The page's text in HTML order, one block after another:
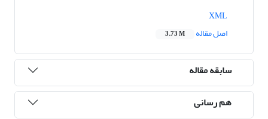
اصل مقاله
3.73 M
سابقه مقاله
هم رسانی